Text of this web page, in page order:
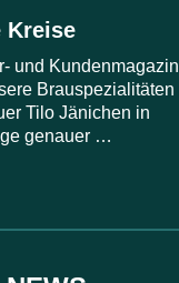
Kreise
und Kundenmagazin
Brauspezialitäten
Tilo Jänichen in
genauer …